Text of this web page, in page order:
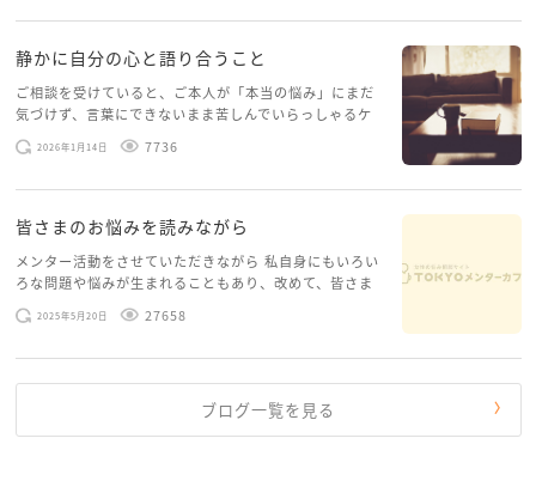
静かに自分の心と語り合うこと
ご相談を受けていると、ご本人が「本当の悩み」にまだ
気づけず、言葉にできないまま苦しんでいらっしゃるケ
ースがありますお悩みというのは、心の深いところ（深
層心理）に触れることで、まったく違う角度から解決の
2026年1月14日 7736
皆さまのお悩みを読みながら
メンター活動をさせていただきながら 私自身にもいろい
ろな問題や悩みが生まれることもあり、改めて、皆さま
のお悩みを読みながら 「みんな、もがいてる。わたし
だけじゃないんだな」と、逆に励まされるような日々で
2025年5月20日 27658
ブログ一覧を見る